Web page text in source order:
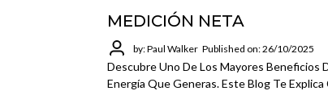
MEDICIÓN NETA
by: Paul Walker Published on: 26/10/2025
Descubre Uno De Los Mayores Beneficios
Energía Que Generas. Este Blog Te Explica